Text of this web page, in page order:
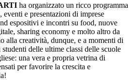
ha organizzato un ricco programma
e presentazioni di imprese
espositivi e incontri su food, nuove
sharing economy e molto altro da
alla creatività, dunque, e a momenti di
delle ultime classi delle scuole
una vera e propria vetrina di
per favorire la crescita e